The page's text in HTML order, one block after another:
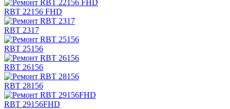
RBT 22156 FHD
RBT 2317
RBT 25156
RBT 26156
RBT 28156
RBT 29156FHD